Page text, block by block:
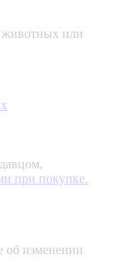
животных или
при покупке.
об изменении